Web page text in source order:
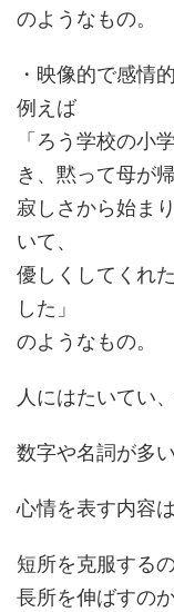
のようなもの。
・映像的で感情
例えば
「ろう学校の小
き、黙って母が
寂しさから始ま
いて、
優しくしてくれ
した」
のようなもの。
人にはたいてい
数字や名詞が多
心情を表す内容
短所を克服するの
長所を伸ばすのか